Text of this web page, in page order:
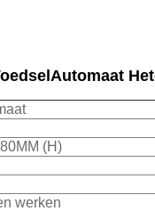
(H)
werken